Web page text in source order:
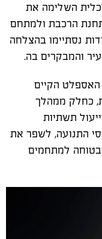
השלימה את
הרכבת ולמתחם
נסתיימו בהצלחה
והמבקרים בה.
האספלט הקיים
כחלק ממהלך
תשתיות
התנועה, לשפר את
למתחמים